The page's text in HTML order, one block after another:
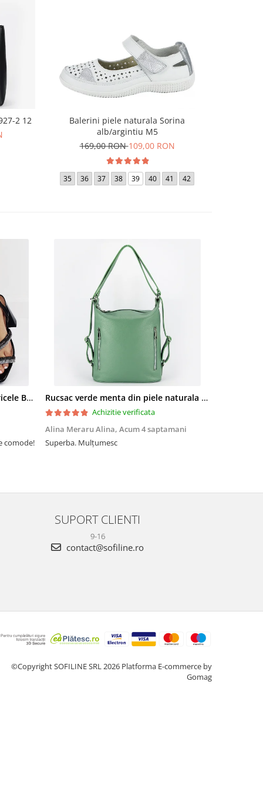
2 12
Balerini piele naturala Sorina
alb/argintiu M5
169,00 RON109,00 RON
35 36 37 38 39 40 41 42
Sandale elegante negre cu pietricele BZF8778 M12
comode!
Rucsac verde menta din piele naturala 2 in 1 Lucia 121
Achizitie verificata
Alina Meraru Alina, Acum 4 saptamani
Superba. Mulțumesc
SUPORT CLIENTI
9-16
contact@sofiline.ro
©Copyright SOFILINE SRL 2026 Platforma E-commerce by
Gomag